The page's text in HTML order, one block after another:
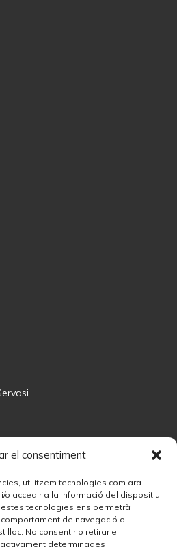
el consentiment
utilitzem tecnologies com ara
accedir a la informació del dispositiu.
tecnologies ens permetrà
de navegació o
lloc. No consentir o retirar el
determinades